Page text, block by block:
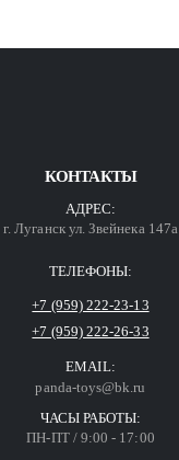
КОНТАКТЫ
АДРЕС:
г. Луганск ул. Звейнека 147а
ТЕЛЕФОНЫ:
+7 (959) 222-23-13
+7 (959) 222-26-33
EMAIL:
panda-toys@bk.ru
ЧАСЫ РАБОТЫ:
ПН-ПТ / 9:00 - 17:00